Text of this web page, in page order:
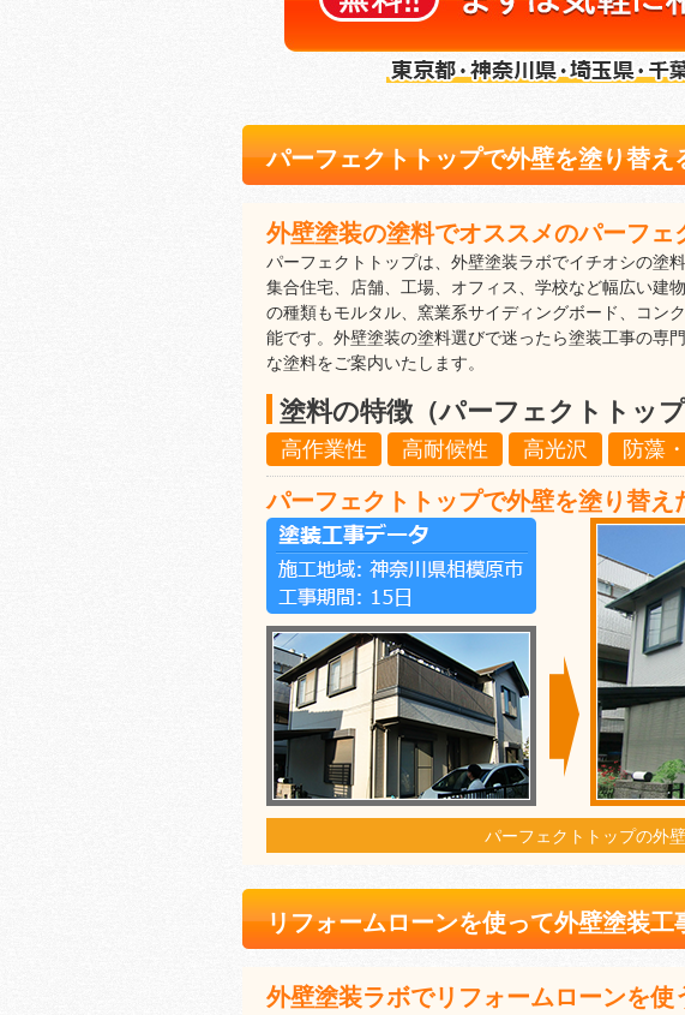
パーフェクトトップで外壁を塗り替え
外壁塗装の塗料でオススメのパーフェ
パーフェクトトップは、外壁塗装ラボでイチオシの塗
集合住宅、店舗、工場、オフィス、学校など幅広い建
の種類もモルタル、窯業系サイディングボード、コン
能です。外壁塗装の塗料選びで迷ったら塗装工事の専
な塗料をご案内いたします。
塗料の特徴（パーフェクトトップ
高作業性 高耐候性 高光沢 防藻
パーフェクトトップで外壁を塗り替え
パーフェクトトップの外
リフォームローンを使って外壁塗装工
外壁塗装ラボでリフォームローンを使